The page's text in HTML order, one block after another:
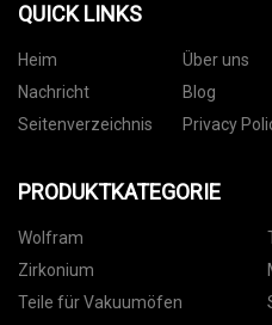
QUICK LINKS
Heim Über uns
Nachricht
Blog
Seitenverzeichnis
Privacy
PRODUKTKATEGORIE
Wolfram
Zirkonium
Teile für Vakuumöfen